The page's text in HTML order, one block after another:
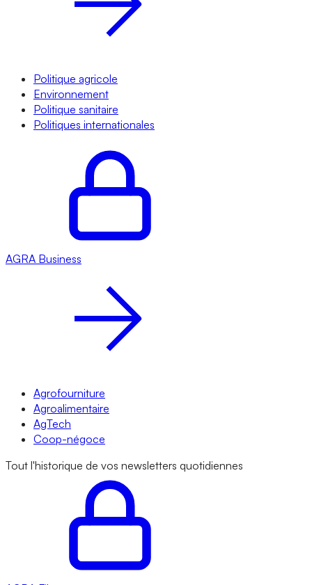
Politique agricole
Environnement
Politique sanitaire
Politiques internationales
AGRA Business
Agrofourniture
Agroalimentaire
AgTech
Coop-négoce
Tout l'historique de vos newsletters quotidiennes